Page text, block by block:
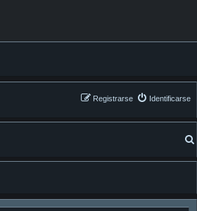
Identificarse
Registrarse